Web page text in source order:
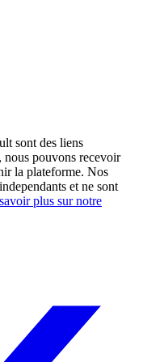
sont des liens
pouvons recevoir
la plateforme. Nos
et ne sont
plus sur notre